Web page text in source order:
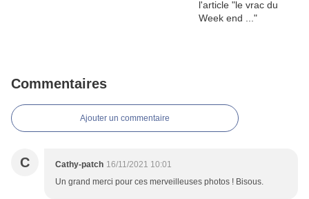
Commentaires
Ajouter un commentaire
C Cathy-patch 16/11/2021 10:01
Un grand merci pour ces merveilleuses photos ! Bisous.